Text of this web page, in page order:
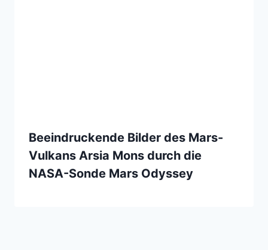
Beeindruckende Bilder des Mars-
Vulkans Arsia Mons durch die
NASA-Sonde Mars Odyssey